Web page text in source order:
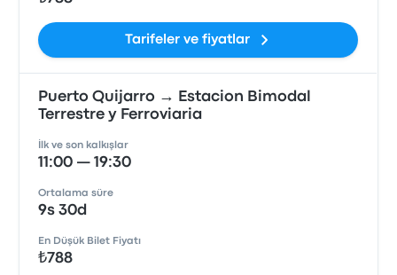
Tarifeler ve fiyatlar
Puerto Quijarro → Estacion Bimodal
Terrestre y Ferroviaria
İlk ve son kalkışlar
11:00 — 19:30
Ortalama süre
9s 30d
En Düşük Bilet Fiyatı
₺788